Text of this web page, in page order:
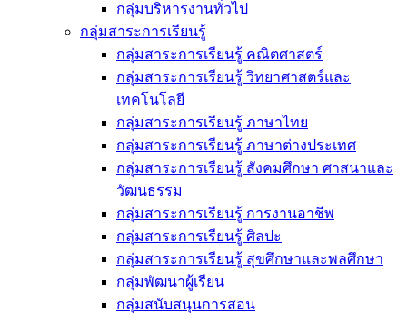
กลุ่มบริหารงานทั่วไป
กลุ่มสาระการเรียนรู้
กลุ่มสาระการเรียนรู้ คณิตศาสตร์
กลุ่มสาระการเรียนรู้ วิทยาศาสตร์และ
เทคโนโลยี
กลุ่มสาระการเรียนรู้ ภาษาไทย
กลุ่มสาระการเรียนรู้ ภาษาต่างประเทศ
กลุ่มสาระการเรียนรู้ สังคมศึกษา ศาสนาและ
วัฒนธรรม
กลุ่มสาระการเรียนรู้ การงานอาชีพ
กลุ่มสาระการเรียนรู้ ศิลปะ
กลุ่มสาระการเรียนรู้ สุขศึกษาและพลศึกษา
กลุ่มพัฒนาผู้เรียน
กลุ่มสนับสนุนการสอน